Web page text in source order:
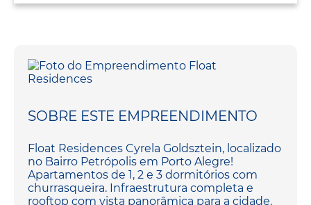
SOBRE ESTE EMPREENDIMENTO
Float Residences Cyrela Goldsztein, localizado
no Bairro Petrópolis em Porto Alegre!
Apartamentos de 1, 2 e 3 dormitórios com
churrasqueira. Infraestrutura completa e
rooftop com vista panorâmica para a cidade.